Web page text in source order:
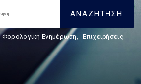
Φορολογικη Ενημέρωση, Επιχειρήσεις